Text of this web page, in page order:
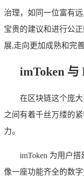
治理，如同一位富有
宝贵的建议和进行公
展,走向更加成熟和完
imToken 与
在区块链这个庞
之间有着千丝万缕的
力。
imToken 为用户
像一座功能齐全的数